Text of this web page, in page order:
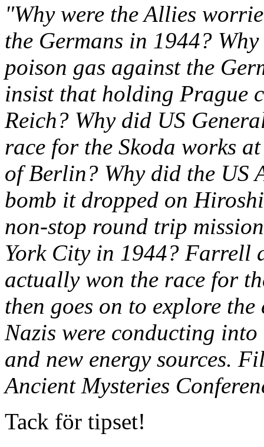
"Why were the Allies
the Germans in 1944?
poison gas against the
insist that holding Prague
Reich? Why did US
race for the Skoda works
of Berlin? Why did the US
bomb it dropped on
non-stop round trip
York City in 1944? Farrell
actually won the race for
then goes on to explore the
Nazis were conducting
and new energy sources.
Ancient Mysteries
Tack för tipset!